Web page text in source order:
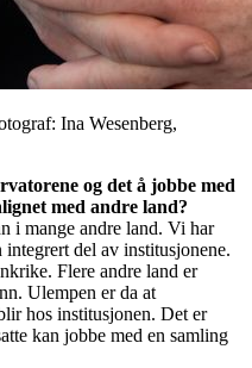
Ina Wesenberg,
og det å jobbe med
med andre land?
i mange andre land. Vi har
del av institusjonene.
Flere andre land er
Ulempen er da at
hos institusjonen. Det er
kan jobbe med en samling